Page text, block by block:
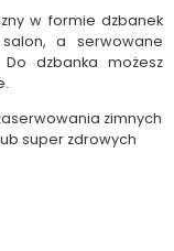
w formie dzbanek
salon, a serwowane
dzbanka możesz
zimnych
super zdrowych